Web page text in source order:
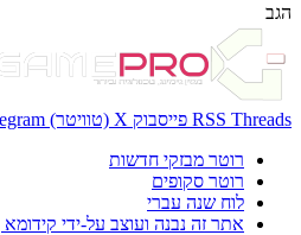
RSS פייסבוק X (טוויטר)
Telegram
רוטר מבזקי חדשות
רוטר סקופים
לוח שנה עברי
אתר זה נבנה ועוצב על-ידי קידומא |